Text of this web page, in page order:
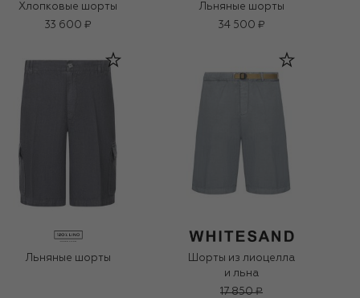
Хлопковые шорты
33 600 ₽
Льняные шорты
34 500 ₽
Льняные шорты
Шорты из лиоцелла
и льна
17 850 ₽